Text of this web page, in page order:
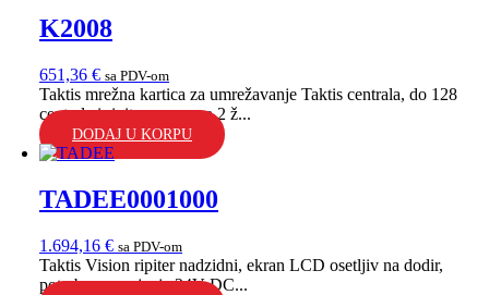
K2008
651,36 € sa PDV-om
Taktis mrežna kartica za umrežavanje Taktis centrala, do 128
centrala i ripitera, veza sa 2 ž...
DODAJ U KORPU
TADEE0001000
1.694,16 € sa PDV-om
Taktis Vision ripiter nadzidni, ekran LCD osetljiv na dodir,
potrebno napajanje 24V DC...